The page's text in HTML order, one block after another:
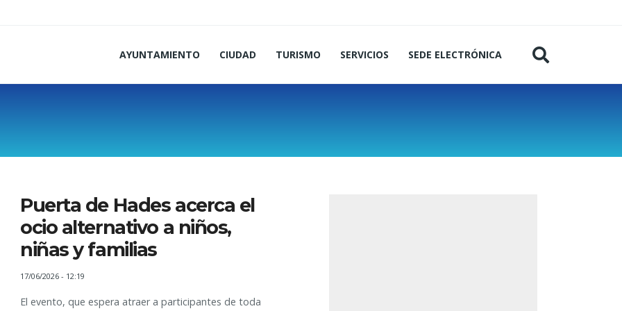
AYUNTAMIENTO CIUDAD TURISMO SERVICIOS SEDE ELECTRÓNICA
Puerta de Hades acerca el
ocio alternativo a niños,
niñas y familias
17/06/2026 - 12:19
El evento, que espera atraer a participantes de toda